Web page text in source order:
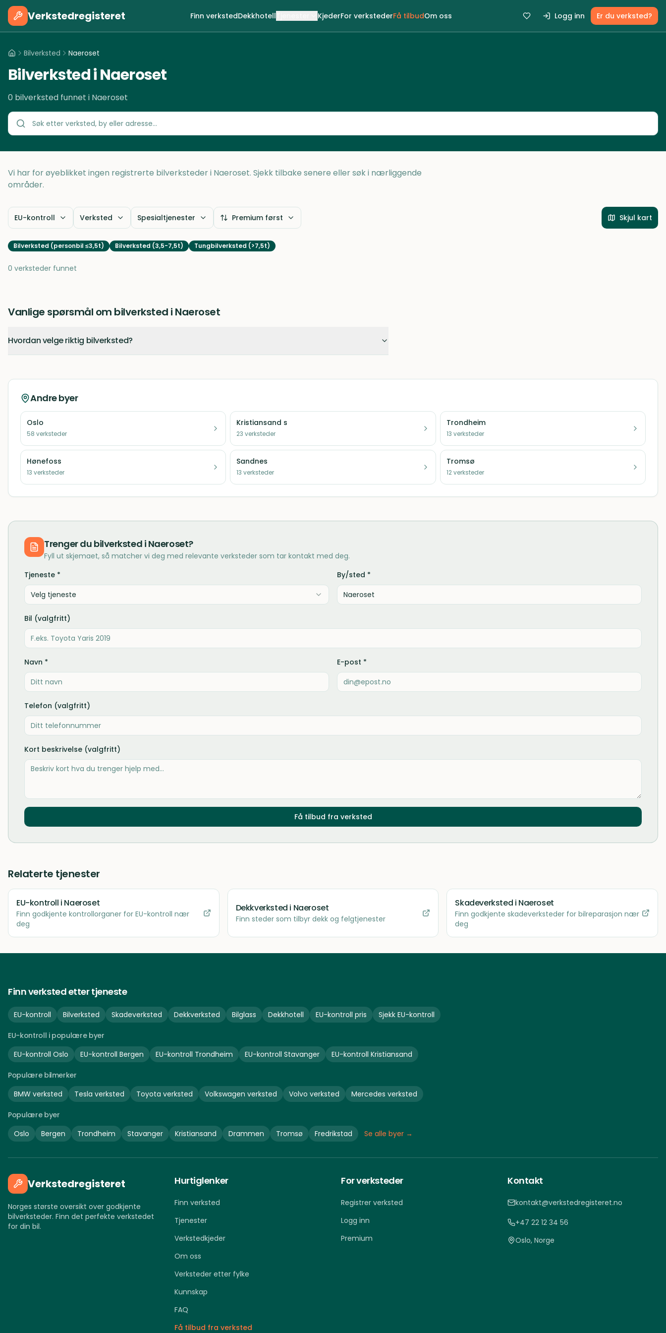
Verkstedregisteret Finn verkstedDekkhotell KjederFor verkstederFå tilbudOm oss Logg inn Er du verksted?
Bilverksted Naeroset
Bilverksted i Naeroset
0 bilverksted funnet i Naeroset
Vi har for øyeblikket ingen registrerte bilverksteder i Naeroset. Sjekk tilbake senere eller søk i nærliggende
områder.
EU-kontroll Verksted Spesialtjenester Premium først Skjul kart
Bilverksted (personbil ≤3,5t) Bilverksted (3,5-7,5t) Tungbilverksted (>7,5t)
0 verksteder funnet
Vanlige spørsmål om bilverksted i Naeroset
Hvordan velge riktig bilverksted?
Andre byer
Oslo
58 verksteder
Kristiansand s
23 verksteder
Trondheim
13 verksteder
Hønefoss
13 verksteder
Sandnes
13 verksteder
Tromsø
12verksteder
Trenger du bilverksted i Naeroset?
Fyll ut skjemaet, så matcher vi deg med relevante verksteder som tar kontakt med deg.
Tjeneste *
Velg tjeneste
By/sted *
Bil (valgfritt)
Navn * E-post *
Telefon (valgfritt)
Kort beskrivelse (valgfritt)
Få tilbud fra verksted
Relaterte tjenester
EU-kontroll i Naeroset
Finn godkjente kontrollorganer for EU-kontroll nær
deg
Dekkverksted i Naeroset
Finn steder som tilbyr dekk og felgtjenester
Skadeverksted i Naeroset
Finn godkjente skadeverksteder for bilreparasjon nær
deg
Finn verksted etter tjeneste
EU-kontroll Bilverksted Skadeverksted Dekkverksted Bilglass Dekkhotell EU-kontroll pris Sjekk EU-kontroll
EU-kontroll i populære byer
EU-kontroll Oslo EU-kontroll Bergen EU-kontroll Trondheim EU-kontroll Stavanger EU-kontroll Kristiansand
Populære bilmerker
BMW verksted Tesla verksted Toyota verksted Volkswagen verksted Volvo verksted Mercedes verksted
Populære byer
Oslo
Bergen Trondheim Stavanger Kristiansand Drammen Tromsø Fredrikstad Se alle byer →
Verkstedregisteret
Norges største oversikt over godkjente
bilverksteder. Finn det perfekte verkstedet
for din bil.
Hurtiglenker
Finn verksted
Tjenester
Verkstedkjeder
Om oss
Verksteder etter fylke
Kunnskap
FAQ
Få tilbud fra verksted
For verksteder
Registrer verksted
Logg inn
Premium
Kontakt
kontakt@verkstedregisteret.no
+47 22 12 34 56
Oslo, Norge